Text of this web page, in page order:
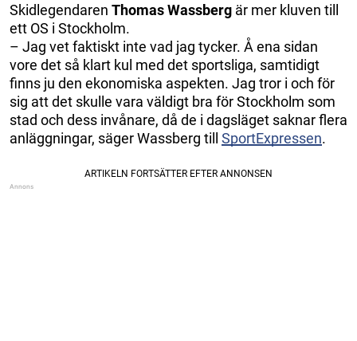
Skidlegendaren Thomas Wassberg är mer kluven till
ett OS i Stockholm.
– Jag vet faktiskt inte vad jag tycker. Å ena sidan
vore det så klart kul med det sportsliga, samtidigt
finns ju den ekonomiska aspekten. Jag tror i och för
sig att det skulle vara väldigt bra för Stockholm som
stad och dess invånare, då de i dagsläget saknar flera
anläggningar, säger Wassberg till SportExpressen.